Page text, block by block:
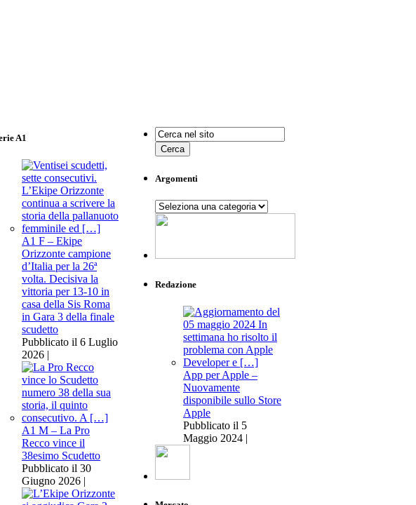
Argomenti
Argomenti
Redazione
App per Apple –
Nuovamente
disponibile sullo Store
Apple
Pubblicato il 5
Maggio 2024 |
A1
A1 F – Ekipe
Orizzonte campione
d’Italia per la 26ª
volta. Decisiva la
vittoria per 13-10 in
casa della Sis Roma
in Gara 3 della finale
scudetto
Pubblicato il 6 Luglio
2026 |
A1 M – La Pro
Recco vince il
38esimo Scudetto
Pubblicato il 30
Giugno 2026 |